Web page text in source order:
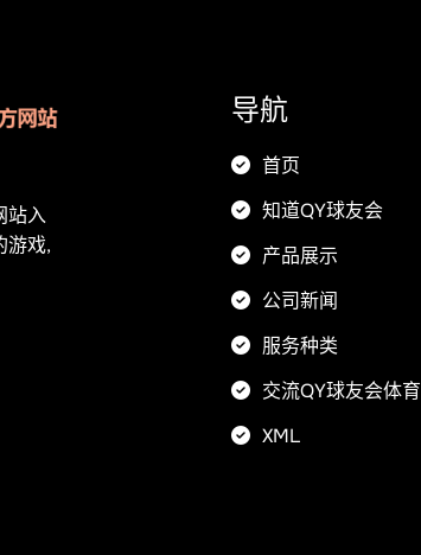
站入
游戏,
导航
首页
知道QY球友会
产品展示
公司新闻
服务种类
交流QY球友会体育
XML